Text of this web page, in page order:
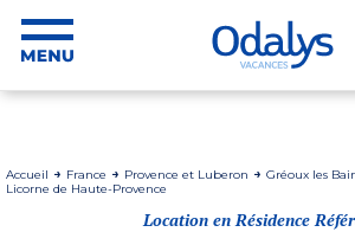
Accueil France Provence et Luberon Gréoux les
Licorne de Haute-Provence
Location en Résidence